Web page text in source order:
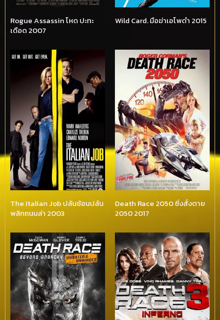
Rogue Assassin โหด ปะทะ
เดือด 2007
Wild Card. มือฆ่าเอโพดำ 2015
The Italian Job ปล้นซ้อนปล้น
พลิกถนนล่า 2003
Death Race 2050 ซิ่งสั่งตาย
2050 2017